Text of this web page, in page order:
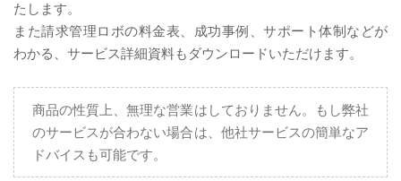
たします。
また請求管理ロボの料金表、成功事例、サポート体制などが
わかる、サービス詳細資料もダウンロードいただけます。
商品の性質上、無理な営業はしておりません。もし弊社
のサービスが合わない場合は、他社サービスの簡単なア
ドバイスも可能です。